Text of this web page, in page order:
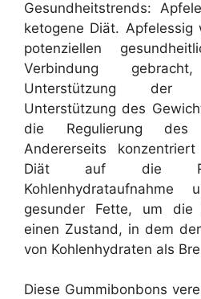
Gesundheitstrends:
ketogene Diät.
potenziellen
Verbindung
Unterstützung der
Unterstützung des
die Regulierung des
Andererseits
Diät auf die
gesunder Fette, um die
einen Zustand, in dem
von Kohlenhydraten als
Diese Gummibonbons